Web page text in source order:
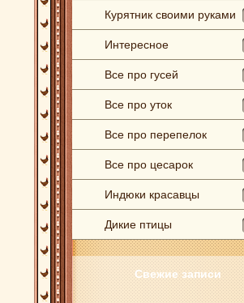
Курятник своими руками
Интересное
Все про гусей
Все про уток
Все про перепелок
Все про цесарок
Индюки красавцы
Дикие птицы
Свежие записи